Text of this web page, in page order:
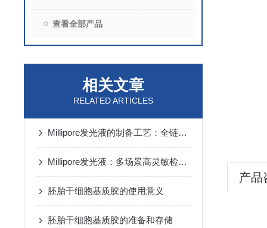
查看全部产品
相关文章
RELATED ARTICLES
Millipore发光液的制备工艺：全链路质控保障检测性能稳定
Millipore发光液：多场景高灵敏检测的核心试剂支撑
胚胎干细胞基质胶的使用意义
胚胎干细胞基质胶的准备和存储
产品